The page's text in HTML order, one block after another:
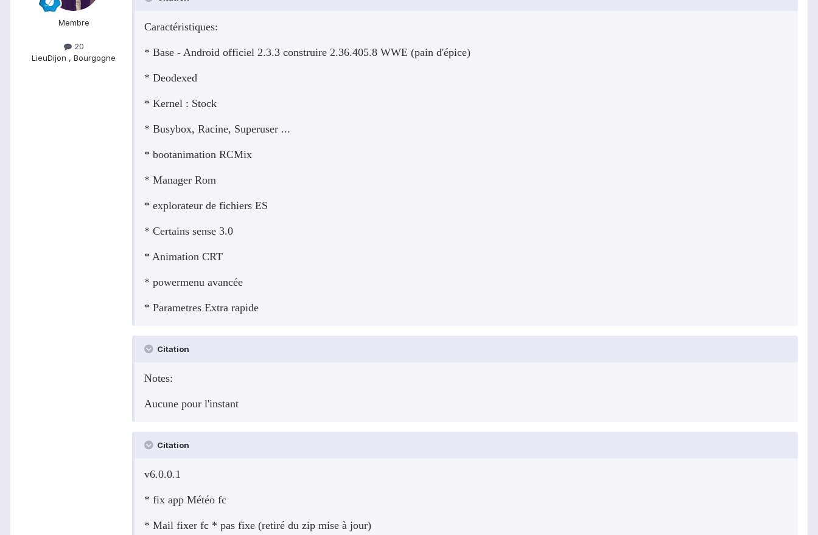
Membre
20
LieuDijon , Bourgogne
Caractéristiques:
* Base - Android officiel 2.3.3 construire 2.36.405.8 WWE (pain d'épice)
* Deodexed
* Kernel : Stock
* Busybox, Racine, Superuser ...
* bootanimation RCMix
* Manager Rom
* explorateur de fichiers ES
* Certains sense 3.0
* Animation CRT
* powermenu avancée
* Parametres Extra rapide
Citation
Notes:
Aucune pour l'instant
Citation
v6.0.0.1
* fix app Météo fc
* Mail fixer fc * pas fixe (retiré du zip mise à jour)